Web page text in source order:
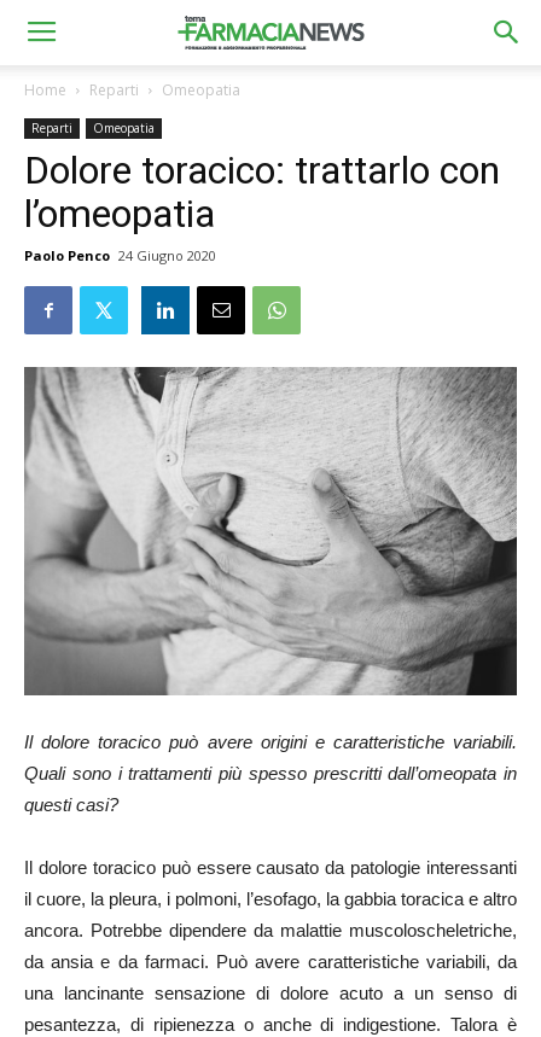
Home Reparti Omeopatia
Reparti Omeopatia
Dolore toracico: trattarlo con
l’omeopatia
Paolo Penco 24 Giugno 2020
Il dolore toracico può avere origini e caratteristiche variabili.
Quali sono i trattamenti più spesso prescritti dall’omeopata in
questi casi?
Il dolore toracico può essere causato da patologie interessanti
il cuore, la pleura, i polmoni, l’esofago, la gabbia toracica e altro
ancora. Potrebbe dipendere da malattie muscoloscheletriche,
da ansia e da farmaci. Può avere caratteristiche variabili, da
una lancinante sensazione di dolore acuto a un senso di
pesantezza, di ripienezza o anche di indigestione. Talora è